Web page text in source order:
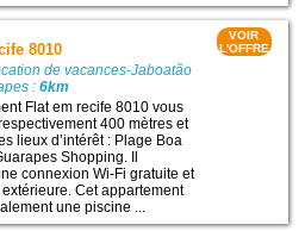
8010
de vacances-Jaboatão
:6km
Flat em recife 8010 vous
400 mètres et
lieux d’intérêt : Plage Boa
Shopping. Il
connexion Wi-Fi gratuite et
Cet appartement
une piscine ...
VOIR
L'OFFRE